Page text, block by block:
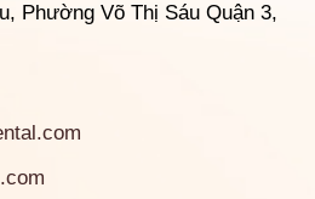
Phường Võ Thị Sáu Quận 3,